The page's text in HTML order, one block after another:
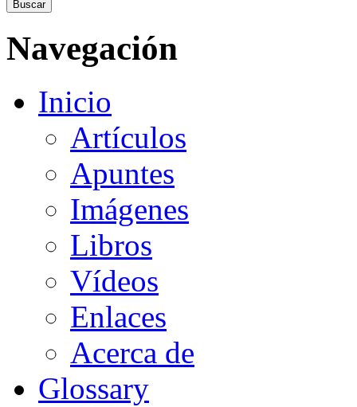
Navegación
Inicio
Artículos
Apuntes
Imágenes
Libros
Vídeos
Enlaces
Acerca de
Glossary